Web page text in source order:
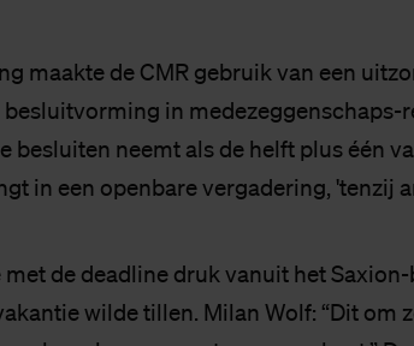
maakte de CMR gebruik van een
besluitvorming in medezeggenschaps-
besluiten neemt als de helft plus één
in een openbare vergadering, 'tenzij
met de deadline druk vanuit het
wilde tillen. Milan Wolf: “Dit om